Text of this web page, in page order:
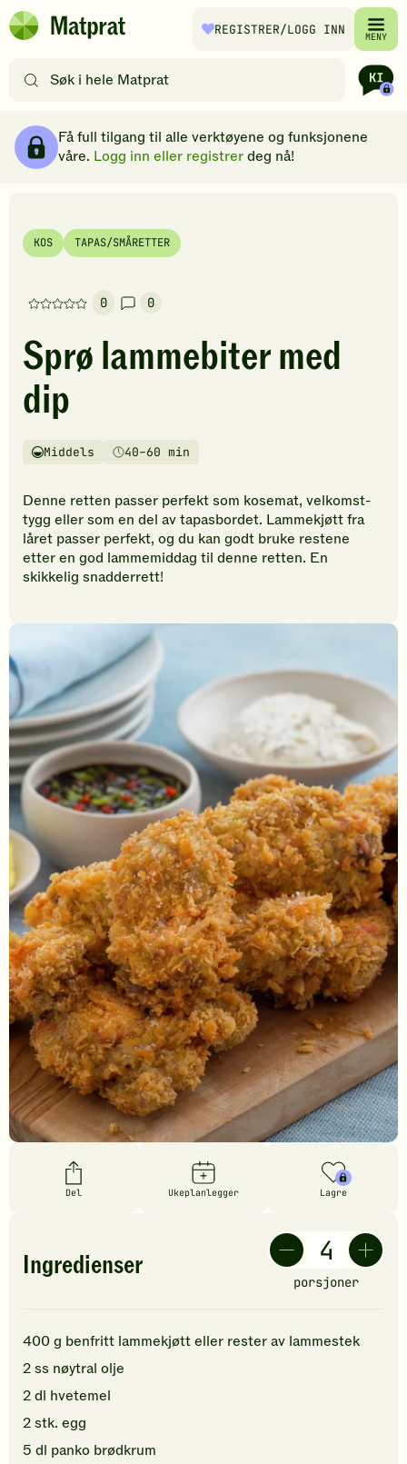
Hopp til hovedinnhold
Matprat
REGISTRER/LOGG INN MENY
etter
filtre
Få full tilgang til alle verktøyene og funksjonene
våre. Logg inn eller registrerdeg nå!
KOS TAPAS/SMÅRETTER
0
Denne
har
foreløpig
ingen
vurderinger.
den
til
å
vurdere
denne
oppskriften.
0
Sprø lammebiter med
dip
Vanskelighetsgrad
Middels
Tilberedningstid40–60 min
Denne retten passer perfekt som kosemat, velkomst-
tygg eller som en del av tapasbordet. Lammekjøtt fra
låret passer perfekt, og du kan godt bruke restene
etter en god lammemiddag til denne retten. En
skikkelig snadderrett!
Del Ukeplanlegger Lagre
Ingredienser
porsjoner
400g benfritt lammekjøtteller rester av lammestek
2ss nøytral olje
2dl hvetemel
2stk. egg
5 dl panko brødkrum